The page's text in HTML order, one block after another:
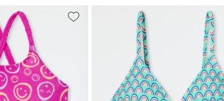
116 128 140 176